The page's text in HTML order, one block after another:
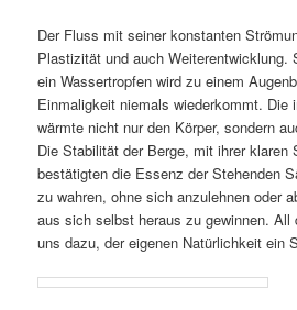
Der Fluss mit seiner konstanten
Plastizität und auch Weiterentwicklung.
ein Wassertropfen wird zu einem
Einmaligkeit niemals wiederkommt. Die
wärmte nicht nur den Körper, sondern
Die Stabilität der Berge, mit ihrer klaren
bestätigten die Essenz der Stehenden
zu wahren, ohne sich anzulehnen oder
aus sich selbst heraus zu gewinnen. All
uns dazu, der eigenen Natürlichkeit ein